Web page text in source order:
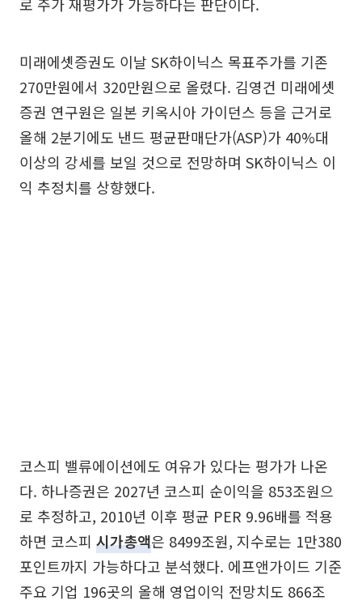
미래에셋증권도 이날 SK하이닉스 목표주가를 기존
270만원에서 320만원으로 올렸다. 김영건 미래에셋
증권 연구원은 일본 키옥시아 가이던스 등을 근거로
올해 2분기에도 낸드 평균판매단가(ASP)가 40%대
이상의 강세를 보일 것으로 전망하며 SK하이닉스 이
익 추정치를 상향했다.
코스피 밸류에이션에도 여유가 있다는 평가가 나온
다. 하나증권은 2027년 코스피 순이익을 853조원으
로 추정하고, 2010년 이후 평균 PER 9.96배를 적용
하면 코스피 시가총액은 8499조원, 지수로는 1만380
포인트까지 가능하다고 분석했다. 에프앤가이드 기준
주요 기업 196곳의 올해 영업이익 전망치도 866조